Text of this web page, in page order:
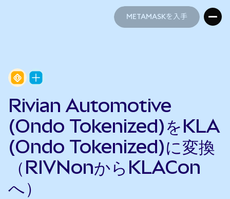
METAMASKを入手
Rivian Automotive
(Ondo Tokenized)をKLA
(Ondo Tokenized)に変換
（RIVNonからKLACon
へ）